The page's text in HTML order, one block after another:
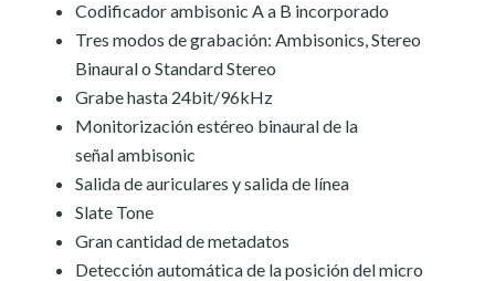
Codificador ambisonic A a B incorporado
Tres modos de grabación: Ambisonics, Stereo
Binaural o Standard Stereo
Grabe hasta 24bit/96kHz
Monitorización estéreo binaural de la
señal ambisonic
Salida de auriculares y salida de línea
Slate Tone
Gran cantidad de metadatos
Detección automática de la posición del micro